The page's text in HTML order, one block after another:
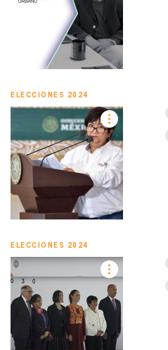
ELECCIONES 2024
ELECCIONES 2024